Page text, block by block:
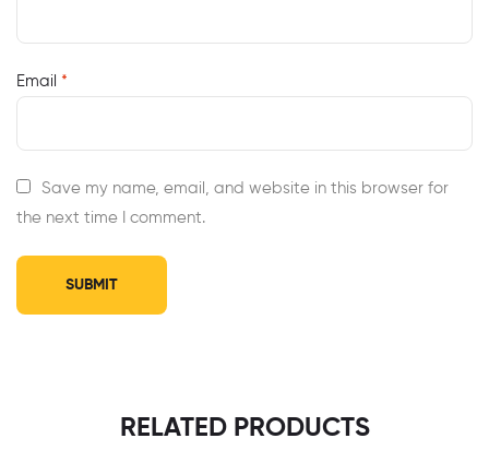
Email *
Save my name, email, and website in this browser for
the next time I comment.
RELATED PRODUCTS